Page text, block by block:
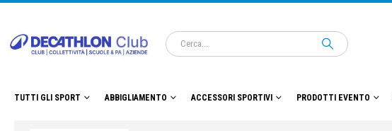
TUTTI GLI SPORT ABBIGLIAMENTO ACCESSORI SPORTIVI PRODOTTI EVENTO